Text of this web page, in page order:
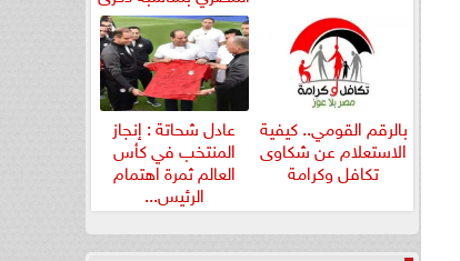
ثورة...
بالرقم القومي.. كيفية
الاستعلام عن شكاوى
تكافل وكرامة
عادل شحاتة : إنجاز
المنتخب في كأس
العالم ثمرة اهتمام
الرئيس...